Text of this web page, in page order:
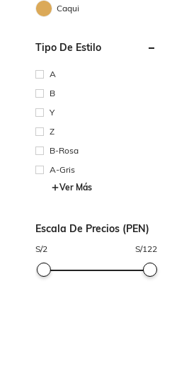
Caqui
Tipo De Estilo
A
B
Y
Z
B-Rosa
A-Gris
Ver Más
Escala De Precios (PEN)
S/2 S/122